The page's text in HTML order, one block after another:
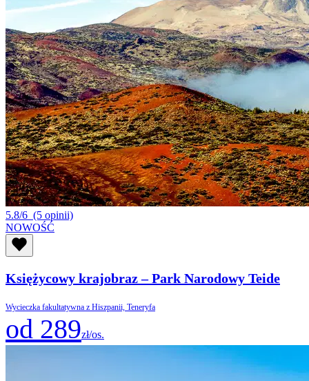
5.8/6 (5 opinii)
NOWOŚĆ
Księżycowy krajobraz – Park Narodowy Teide
Wycieczka fakultatywna z Hiszpanii, Teneryfa
od 289zł/os.